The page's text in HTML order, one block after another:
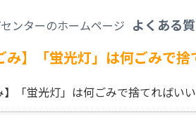
よくある
み】「蛍光灯」は何ごみで
】「蛍光灯」は何ごみで捨てればい